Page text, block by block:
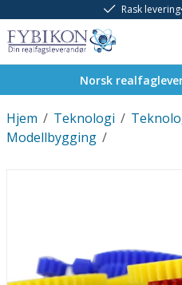
Rask levering
Norsk
/
Hjem /
Teknologi
/
Modellbygging